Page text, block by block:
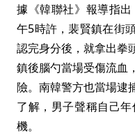
據《韓聯社》報導指
午5時許，裴賢鎮在街
認完身分後，就拿出拳
鎮後腦勺當場受傷流血
險。南韓警方也當場逮
了解，男子聲稱自己
機。